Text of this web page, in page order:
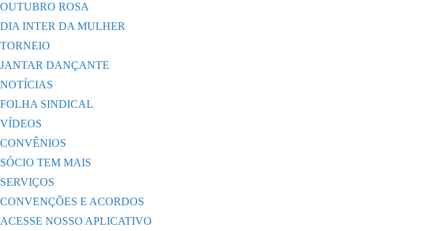
OUTUBRO ROSA
DIA INTER DA MULHER
TORNEIO
JANTAR DANÇANTE
NOTÍCIAS
FOLHA SINDICAL
VÍDEOS
CONVÊNIOS
SÓCIO TEM MAIS
SERVIÇOS
CONVENÇÕES E ACORDOS
ACESSE NOSSO APLICATIVO